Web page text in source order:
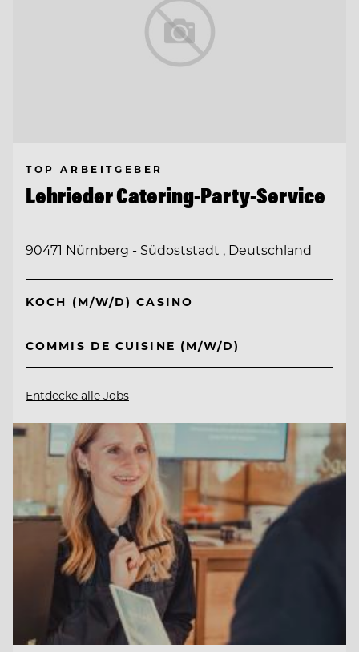
TOP ARBEITGEBER
Lehrieder Catering-Party-Service
90471 Nürnberg - Südoststadt , Deutschland
KOCH (M/W/D) CASINO
COMMIS DE CUISINE (M/W/D)
Entdecke alle Jobs